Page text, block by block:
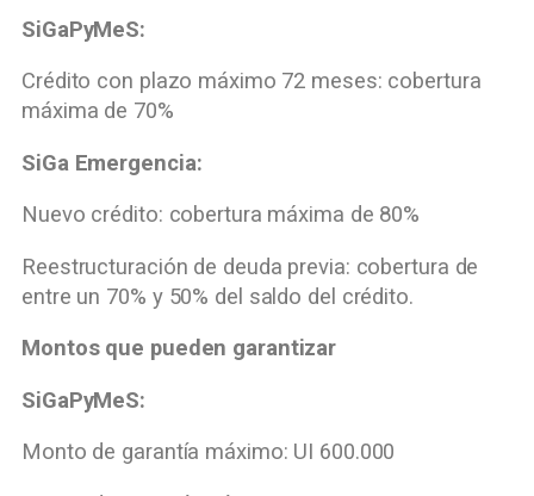
SiGaPyMeS:
Crédito con plazo máximo 72 meses: cobertura
máxima de 70%
SiGa Emergencia:
Nuevo crédito: cobertura máxima de 80%
Reestructuración de deuda previa: cobertura de
entre un 70% y 50% del saldo del crédito.
Montos que pueden garantizar
SiGaPyMeS:
Monto de garantía máximo: UI 600.000